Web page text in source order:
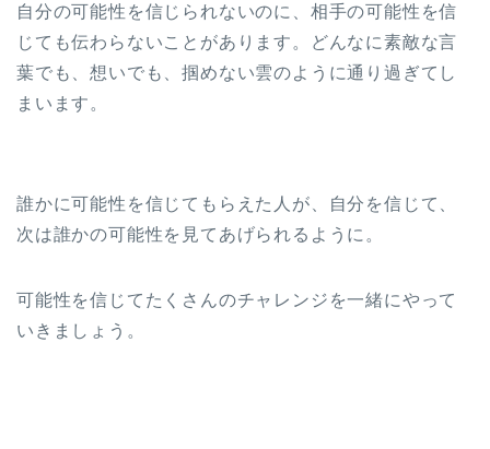
自分の可能性を信じられないのに、相手の可能性を信
じても伝わらないことがあります。どんなに素敵な言
葉でも、想いでも、掴めない雲のように通り過ぎてし
まいます。
誰かに可能性を信じてもらえた人が、自分を信じて、
次は誰かの可能性を見てあげられるように。
可能性を信じてたくさんのチャレンジを一緒にやって
いきましょう。